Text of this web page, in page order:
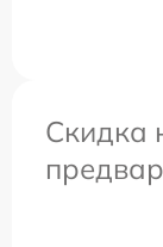
Скидка